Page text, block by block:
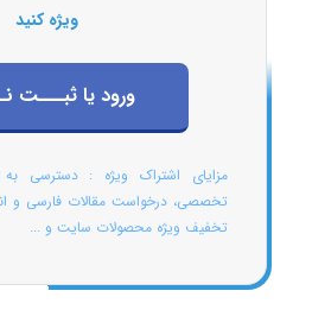
ویژه کنید
ورود یا ثبـــت
مزایای اشتراک ویژه : دسترسی به
تخصصی، درخواست مقالات فارسی و
تخفیف ویژه محصولات سایت و ...